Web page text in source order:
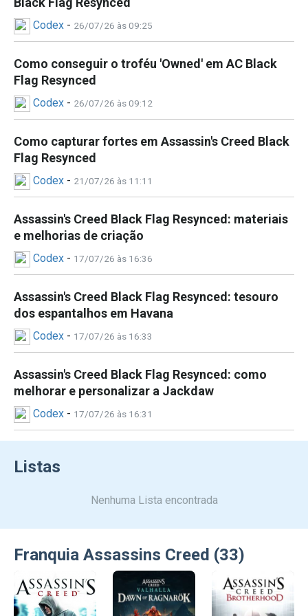
O CARIBE COMO NUNCA SE
VIU
Seja navegando em mar aberto ou viajando por
terras indomadas, descubra um mundo aberto e
fluido, criado com a engine Anvil mais recente.
Admire paisagens deslumbrantes desbravando
subaquáticos ou avance por densas matas tropicais.
Aprimorada por recursos como Dolby Atmos e
traçado de raios, cada cena fica mais imersiva, dando
vida à beleza do mundo.
Codex - 26/07/26 às 09:25
Como conseguir o troféu 'Owned' em AC Black
Flag Resynced
Codex - 26/07/26 às 09:12
Como capturar fortes em Assassin's Creed Black
Flag Resynced
Codex - 21/07/26 às 11:11
Assassin's Creed Black Flag Resynced: materiais
e melhorias de criação
Codex - 17/07/26 às 16:36
Assassin's Creed Black Flag Resynced: tesouro
dos espantalhos em Havana
Codex - 17/07/26 às 16:33
Assassin's Creed Black Flag Resynced: como
melhorar e personalizar a Jackdaw
Codex - 17/07/26 às 16:31
Listas
Nenhuma Lista encontrada
Franquia Assassins Creed (33)